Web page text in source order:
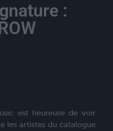
:
est heureuse de voir
les artistes du catalogue